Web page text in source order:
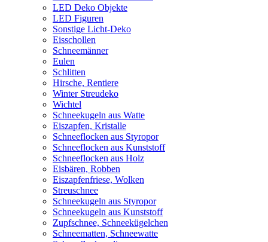
LED Deko Objekte
LED Figuren
Sonstige Licht-Deko
Eisschollen
Schneemänner
Eulen
Schlitten
Hirsche, Rentiere
Winter Streudeko
Wichtel
Schneekugeln aus Watte
Eiszapfen, Kristalle
Schneeflocken aus Styropor
Schneeflocken aus Kunststoff
Schneeflocken aus Holz
Eisbären, Robben
Eiszapfenfriese, Wolken
Streuschnee
Schneekugeln aus Styropor
Schneekugeln aus Kunststoff
Zupfschnee, Schneekügelchen
Schneematten, Schneewatte